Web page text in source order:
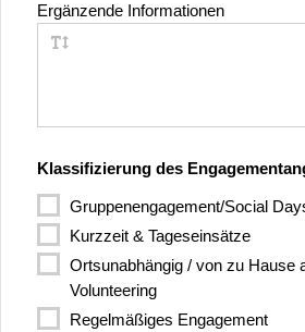
Vietnamesisch
Ergänzende Informationen
Klassifizierung des
Gruppenengagement/Social
Kurzzeit & Tageseinsätze
Volunteering
Regelmäßiges Engagement